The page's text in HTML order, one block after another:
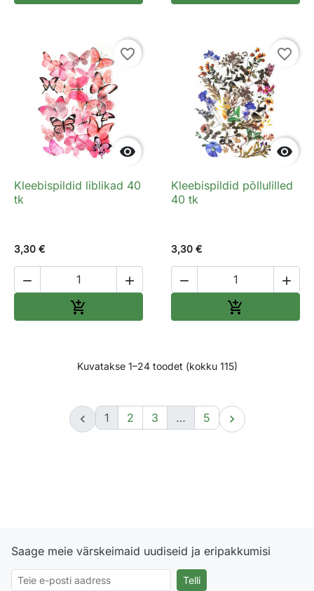

favorite_border
Kleebispildid liblikad 40
tk
3,30 €
 


favorite_border
Kleebispildid põllulilled
40 tk
3,30 €
 

Kuvatakse 1–24 toodet (kokku 115)
 1 2 3 … 5 
Saage meie värskeimaid uudiseid ja eripakkumisi